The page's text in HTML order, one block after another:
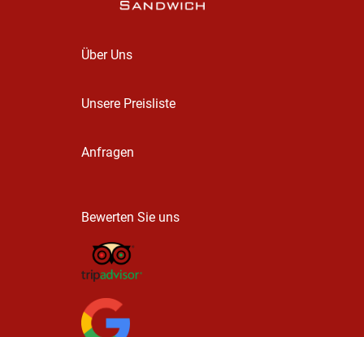
Über Uns
Unsere Preisliste
Anfragen
Bewerten Sie uns